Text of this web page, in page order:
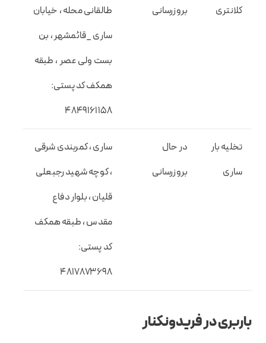
کلانتری
بروزرسانی
طالقانی محله ، خیابان
ساری _قائمشهر ، بن
بست ولی عصر ، طبقه
همکف کد پستی:
۴۸۴۹۱۶۱۱۵۸
تخلیه بار
ساری
در حال
بروزرسانی
ساری ، کمربندی شرقی
، کوچه شهید رجبعلی
قلیان ، بلوار دفاع
مقدس ، طبقه همکف
کد پستی:
۴۸۱۷۸۷۳۶۹۸
باربری در فریدونکنار